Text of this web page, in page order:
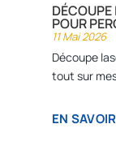
POUR
11 Mai 2026
Découpe
tout sur
EN